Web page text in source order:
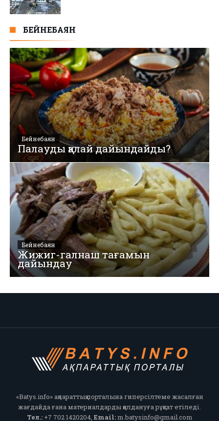
БЕЙНЕБАЯН
Бейнебаян
Палауды қалай дайындайды?
Бейнебаян
Жижиг-галнаш тағамын
дайындау
«Batys.info» ақпараттық порталына гиперсілтеме жасалған
жағдайда ғана материалдарды қолдануға рұқсат етіледі.
Тел.:+7 702 1420204, Email:m.batysinfo@gmail.com